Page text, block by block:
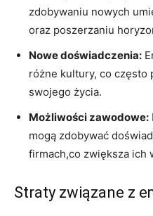
zdobywaniu nowych
oraz poszerzaniu
Nowe doświadczenia:
różne kultury, co często
swojego życia.
Możliwości zawodowe:
mogą zdobywać
firmach,co zwiększa ich
Straty związane z